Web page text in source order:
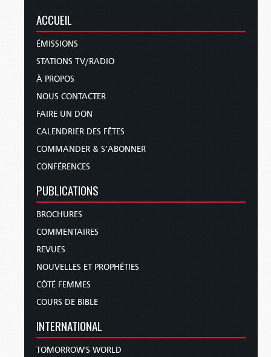
ACCUEIL
ÉMISSIONS
STATIONS TV/RADIO
À PROPOS
NOUS CONTACTER
FAIRE UN DON
CALENDRIER DES FÊTES
COMMANDER & S’ABONNER
CONFÉRENCES
PUBLICATIONS
BROCHURES
COMMENTAIRES
REVUES
NOUVELLES ET PROPHÉTIES
CÔTÉ FEMMES
COURS DE BIBLE
INTERNATIONAL
TOMORROW'S WORLD